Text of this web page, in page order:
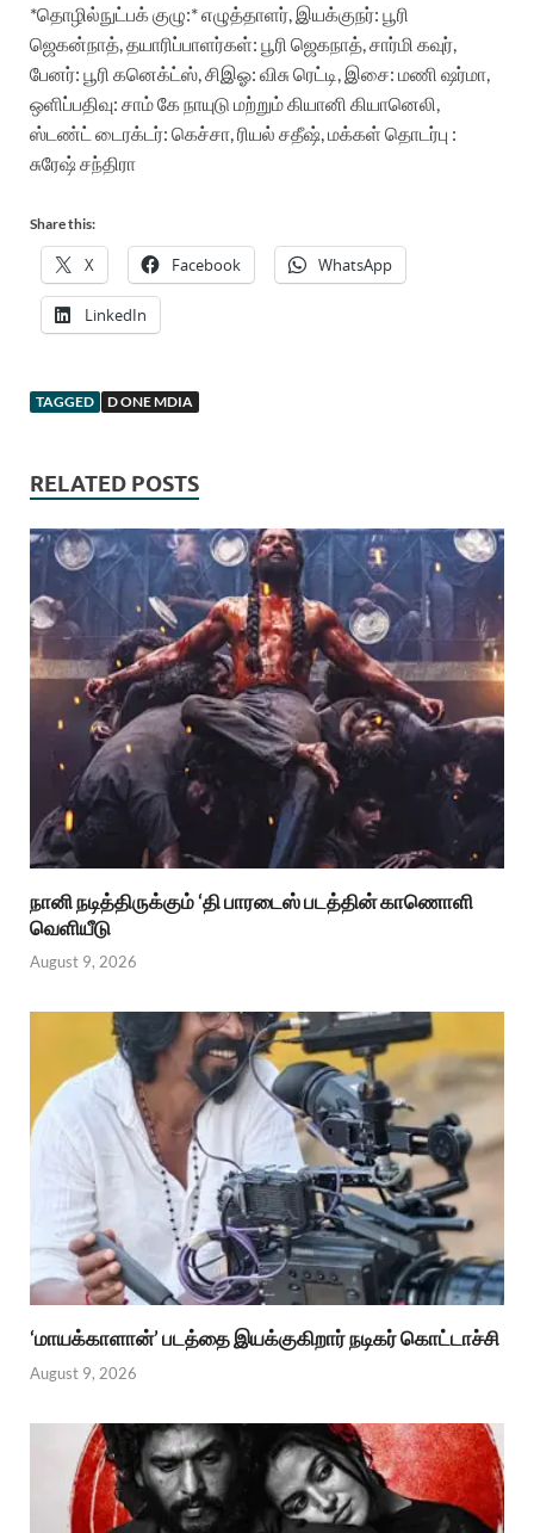
*தொழில்நுட்பக் குழு:*எழுத்தாளர், இயக்குநர்: பூரி
ஜெகன்நாத், தயாரிப்பாளர்கள்: பூரி ஜெகநாத், சார்மி கவுர்,
பேனர்: பூரி கனெக்ட்ஸ், சிஇஓ: விசு ரெட்டி, இசை: மணி ஷர்மா,
ஒளிப்பதிவு: சாம் கே நாயுடு மற்றும் கியானி கியானெலி,
ஸ்டண்ட் டைரக்டர்: கெச்சா, ரியல் சதீஷ், மக்கள் தொடர்பு :
சுரேஷ் சந்திரா
Share this:
X Facebook WhatsApp
LinkedIn
TAGGED D ONE MDIA
RELATED POSTS
நானி நடித்திருக்கும் ‘தி பாரடைஸ் படத்தின் காணொளி
வெளியீடு
August 9, 2026
‘மாயக்காளான்’ படத்தை இயக்குகிறார் நடிகர் கொட்டாச்சி
August 9, 2026